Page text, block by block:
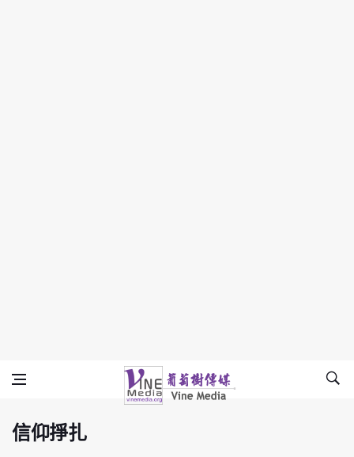
信仰掙扎
Vine Media
葡萄樹傳媒
信仰掙扎